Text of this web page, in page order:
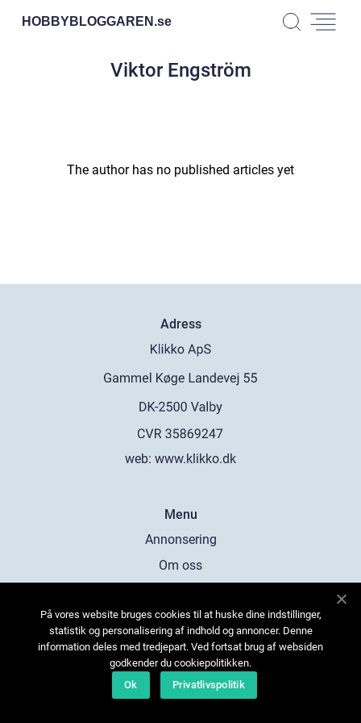
HOBBYBLOGGAREN.se
Viktor Engström
The author has no published articles yet
Adress
web: www.klikko.dk
Menu
Annonsering
Om oss
Kontakta oss
Sitemap
På vores website bruges cookies til at huske dine indstillinger,
statistik og personalisering af indhold og annoncer. Denne
information deles med tredjepart. Ved fortsat brug af websiden
godkender du cookiepolitikken.
Ok
Privatlivspolitik